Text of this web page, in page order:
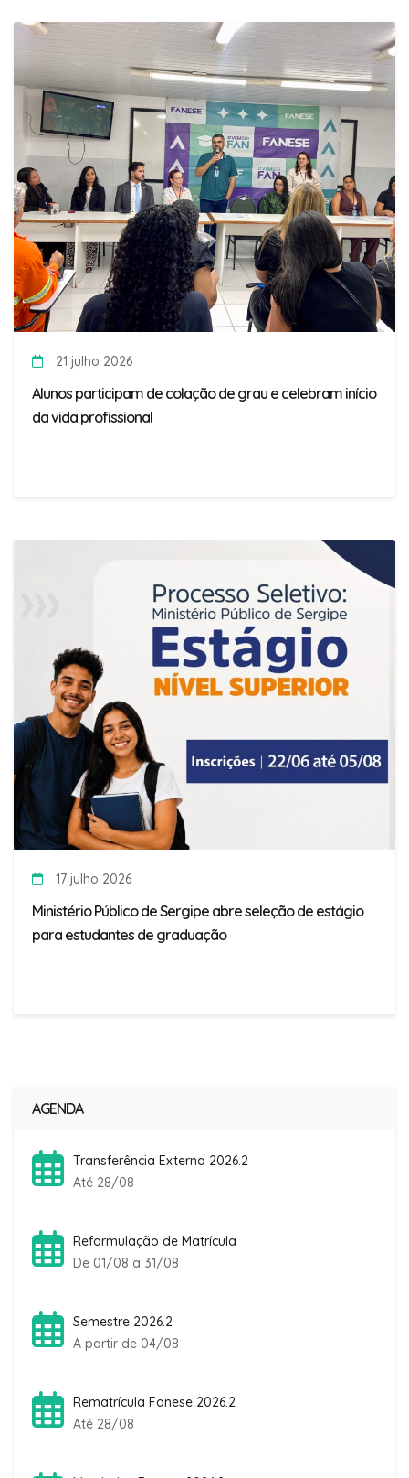
21 julho 2026
Alunos participam de colação de grau e celebram início
da vida profissional
17 julho 2026
Ministério Público de Sergipe abre seleção de estágio
para estudantes de graduação
AGENDA
Transferência Externa 2026.2
Até 28/08
Reformulação de Matrícula
De 01/08 a 31/08
Semestre 2026.2
A partir de 04/08
Rematrícula Fanese 2026.2
Até 28/08